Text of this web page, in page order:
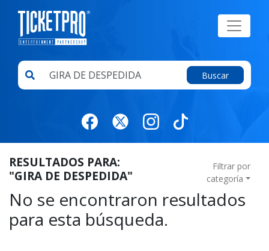
Buscar
RESULTADOS PARA:
"GIRA DE DESPEDIDA"
Filtrar por
categoría
No se encontraron resultados
para esta búsqueda.